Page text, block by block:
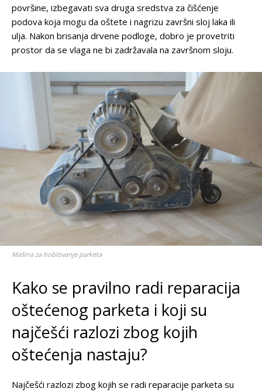
površine, izbegavati sva druga sredstva za čišćenje
podova koja mogu da oštete i nagrizu završni sloj laka ili
ulja. Nakon brisanja drvene podloge, dobro je provetriti
prostor da se vlaga ne bi zadržavala na završnom sloju.
Mašina za hoblovanje parketa
Kako se pravilno radi reparacija
oštećenog parketa i koji su
najčešći razlozi zbog kojih
oštećenja nastaju?
Najčešći razlozi zbog kojih se radi reparacije parketa su